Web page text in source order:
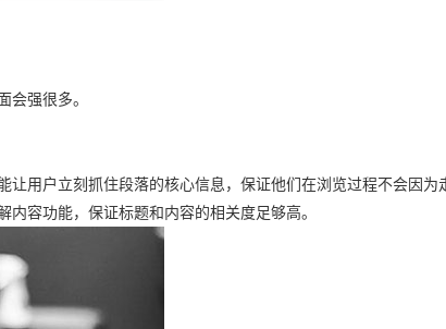
会强很多。
用户立刻抓住段落的核心信息，保证他们在浏览过程不会因为
容功能，保证标题和内容的相关度足够高。